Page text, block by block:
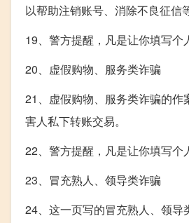
以帮助注销账号、消除不良征信
19、警方提醒，凡是让你填写个
20、虚假购物、服务类诈骗
21、虚假购物、服务类诈骗的作
害人私下转账交易。
22、警方提醒，凡是让你填写
23、冒充熟人、领导类诈骗
24、这一页写的冒充熟人、领